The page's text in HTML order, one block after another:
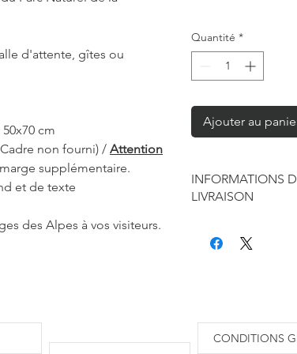
d'attente, gîtes ou
cm
non fourni) / Attention
supplémentaire.
et de texte
des Alpes à vos visiteurs.
Quantité *
Ajouter au
INFORMATIONS
LIVRAISON
seule à sa
Les délais
généralement de 2
CONDITIONS